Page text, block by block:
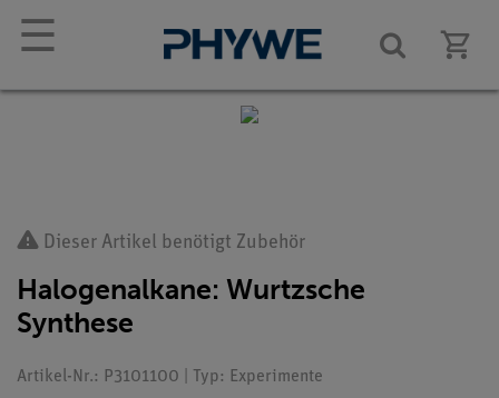
☰
Dieser Artikel benötigt Zubehör
Halogenalkane: Wurtzsche
Synthese
Artikel-Nr.: P3101100 | Typ: Experimente